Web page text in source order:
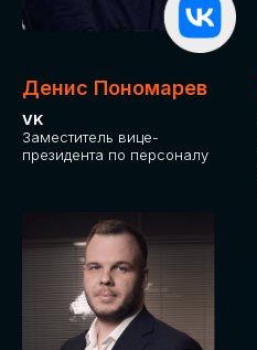
Денис Пономарев
VK
Заместитель вице-
президента по персоналу